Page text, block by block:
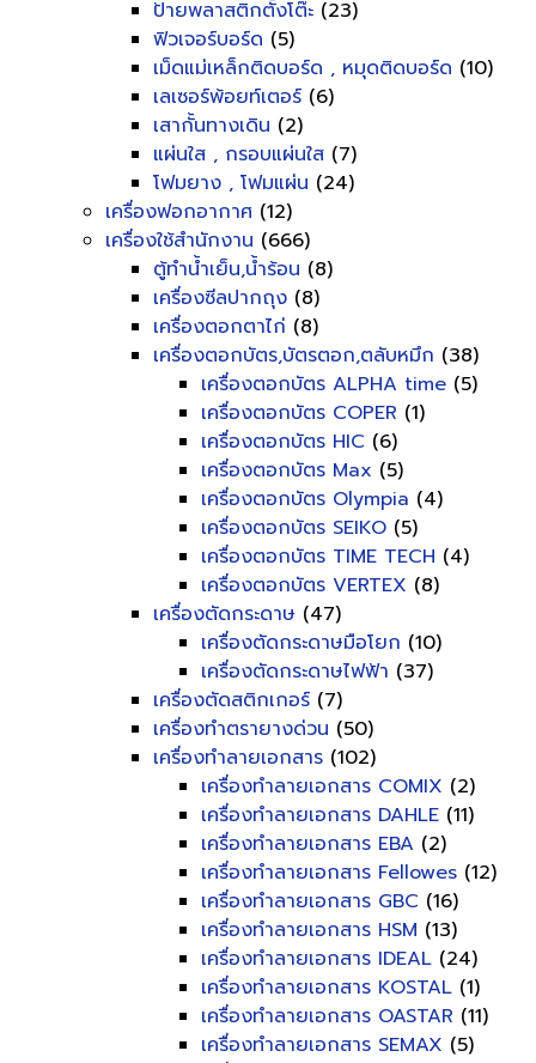
ป้ายพลาสติกตั้งโต๊ะ (23)
ฟิวเจอร์บอร์ด (5)
เม็ดแม่เหล็กติดบอร์ด , หมุดติดบอร์ด (10)
เลเซอร์พ้อยท์เตอร์ (6)
เสากั้นทางเดิน (2)
แผ่นใส , กรอบแผ่นใส (7)
โฟมยาง , โฟมแผ่น (24)
เครื่องฟอกอากาศ (12)
เครื่องใช้สำนักงาน (666)
ตู้ทำน้ำเย็น,น้ำร้อน (8)
เครื่องซีลปากถุง (8)
เครื่องตอกตาไก่ (8)
เครื่องตอกบัตร,บัตรตอก,ตลับหมึก (38)
เครื่องตอกบัตร ALPHA time (5)
เครื่องตอกบัตร COPER (1)
เครื่องตอกบัตร HIC (6)
เครื่องตอกบัตร Max (5)
เครื่องตอกบัตร Olympia (4)
เครื่องตอกบัตร SEIKO (5)
เครื่องตอกบัตร TIME TECH (4)
เครื่องตอกบัตร VERTEX (8)
เครื่องตัดกระดาษ (47)
เครื่องตัดกระดาษมือโยก (10)
เครื่องตัดกระดาษไฟฟ้า (37)
เครื่องตัดสติกเกอร์ (7)
เครื่องทำตรายางด่วน (50)
เครื่องทำลายเอกสาร (102)
เครื่องทำลายเอกสาร COMIX (2)
เครื่องทำลายเอกสาร DAHLE (11)
เครื่องทำลายเอกสาร EBA (2)
เครื่องทำลายเอกสาร Fellowes (12)
เครื่องทำลายเอกสาร GBC (16)
เครื่องทำลายเอกสาร HSM (13)
เครื่องทำลายเอกสาร IDEAL (24)
เครื่องทำลายเอกสาร KOSTAL (1)
เครื่องทำลายเอกสาร OASTAR (11)
เครื่องทำลายเอกสาร SEMAX (5)